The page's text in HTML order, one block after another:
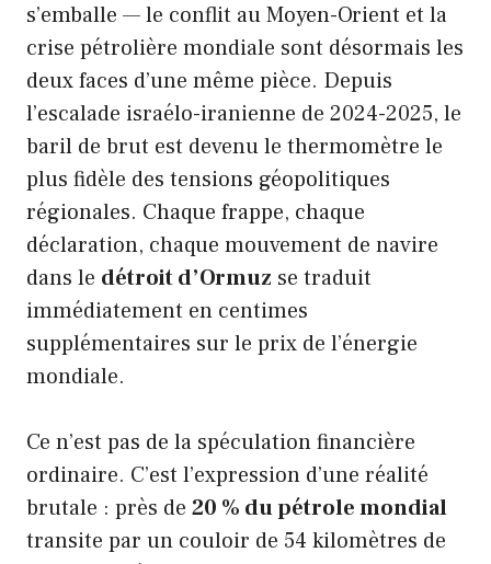
s’emballe — le conflit au Moyen-Orient et la
crise pétrolière mondiale sont désormais les
deux faces d’une même pièce. Depuis
l’escalade israélo-iranienne de 2024-2025, le
baril de brut est devenu le thermomètre le
plus fidèle des tensions géopolitiques
régionales. Chaque frappe, chaque
déclaration, chaque mouvement de navire
dans le détroit d’Ormuz se traduit
immédiatement en centimes
supplémentaires sur le prix de l’énergie
mondiale.
Ce n’est pas de la spéculation financière
ordinaire. C’est l’expression d’une réalité
brutale : près de 20 % du pétrole mondial
transite par un couloir de 54 kilomètres de